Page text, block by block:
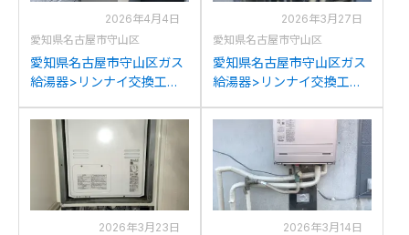
2026年4月4日
愛知県名古屋市守山区
愛知県名古屋市守山区ガス
給湯器>リンナイ交換工事
2022SAWXからリンナイ
RUF-A2005SAW(C)への交
2026年3月27日
愛知県名古屋市守山区
愛知県名古屋市守山区ガス
給湯器>リンナイ交換工事
A1610SAWからリンナイ
RUF-A1615SAW(C)への交
換
2026年3月23日
2026年3月14日